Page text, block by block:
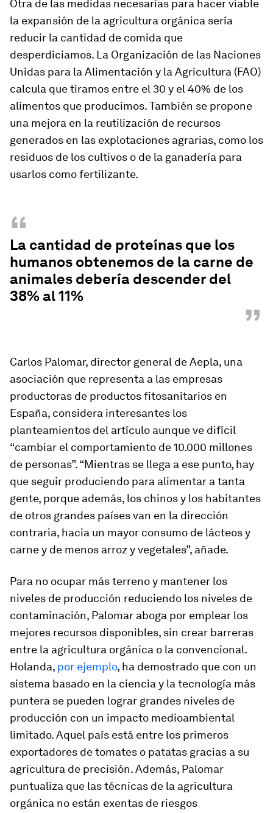
Otra de las medidas necesarias para hacer viable
la expansión de la agricultura orgánica sería
reducir la cantidad de comida que
desperdiciamos. La Organización de las Naciones
Unidas para la Alimentación y la Agricultura (FAO)
calcula que tiramos entre el 30 y el 40% de los
alimentos que producimos. También se propone
una mejora en la reutilización de recursos
generados en las explotaciones agrarias, como los
residuos de los cultivos o de la ganadería para
usarlos como fertilizante.
“
La cantidad de proteínas que los
humanos obtenemos de la carne de
animales debería descender del
38% al 11%
”
Carlos Palomar, director general de Aepla, una
asociación que representa a las empresas
productoras de productos fitosanitarios en
España, considera interesantes los
planteamientos del artículo aunque ve difícil
“cambiar el comportamiento de 10.000 millones
de personas”. “Mientras se llega a ese punto, hay
que seguir produciendo para alimentar a tanta
gente, porque además, los chinos y los habitantes
de otros grandes países van en la dirección
contraria, hacia un mayor consumo de lácteos y
carne y de menos arroz y vegetales”, añade.
Para no ocupar más terreno y mantener los
niveles de producción reduciendo los niveles de
contaminación, Palomar aboga por emplear los
mejores recursos disponibles, sin crear barreras
entre la agricultura orgánica o la convencional.
Holanda, por ejemplo, ha demostrado que con un
sistema basado en la ciencia y la tecnología más
puntera se pueden lograr grandes niveles de
producción con un impacto medioambiental
limitado. Aquel país está entre los primeros
exportadores de tomates o patatas gracias a su
agricultura de precisión. Además, Palomar
puntualiza que las técnicas de la agricultura
orgánica no están exentas de riesgos